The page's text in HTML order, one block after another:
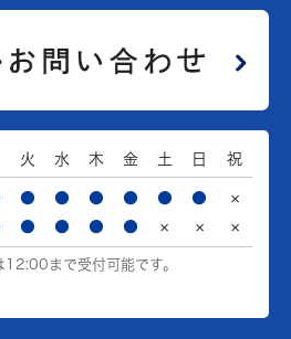
火 水 木 金 土 日 祝
● ● ● ● ● ●
×
● ● ● ● × × ×
まで受付可能です。